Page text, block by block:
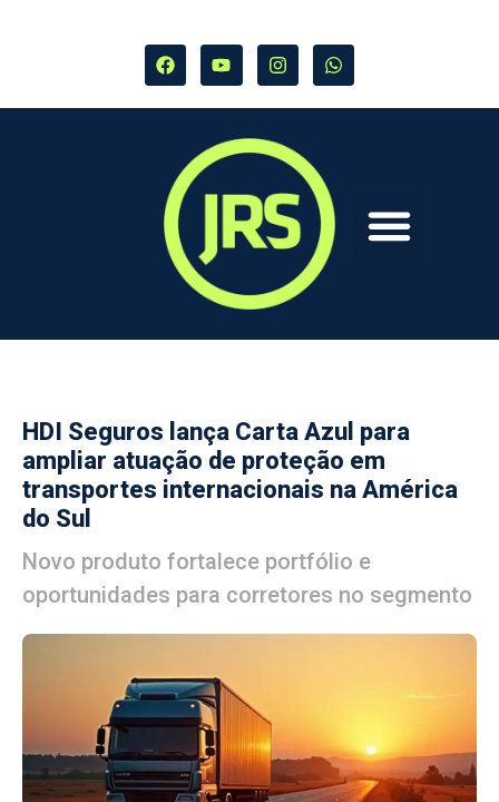
HDI Seguros lança Carta Azul para
ampliar atuação de proteção em
transportes internacionais na América
do Sul
Novo produto fortalece portfólio e
oportunidades para corretores no segmento